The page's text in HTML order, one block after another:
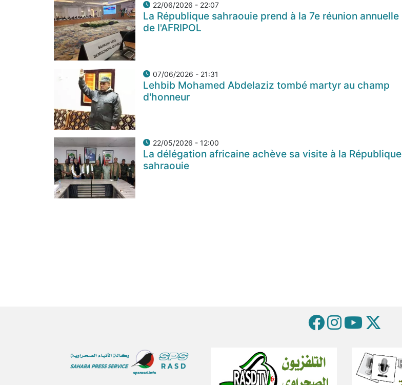
22/06/2026 - 22:07
La République sahraouie prend à la 7e réunion annuelle
de l'AFRIPOL
07/06/2026 - 21:31
Lehbib Mohamed Abdelaziz tombé martyr au champ
d'honneur
22/05/2026 - 12:00
La délégation africaine achève sa visite à la République
sahraouie